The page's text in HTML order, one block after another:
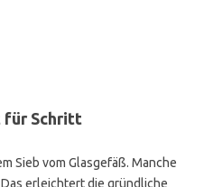
für Schritt
Sieb vom Glasgefäß. Manche
erleichtert die gründliche